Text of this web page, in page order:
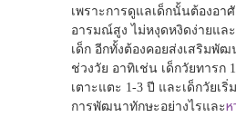
เพราะการดูแลเด็กนั้นต้องอา
อารมณ์สูง ไม่หงุดหงิดง่ายแล
เด็ก อีกทั้งต้องคอยส่งเสริมพั
ช่วงวัย อาทิเช่น เด็กวัยทารก
เตาะแตะ 1-3 ปี และเด็กวัยเริ่
การพัฒนาทักษะอย่างไรและ